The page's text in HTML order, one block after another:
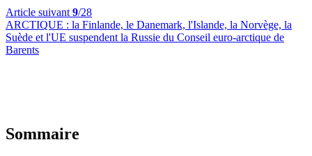
Article suivant 9/28
ARCTIQUE : la Finlande, le Danemark, l'Islande, la Norvège, la
Suède et l'UE suspendent la Russie du Conseil euro-arctique de
Barents
Sommaire